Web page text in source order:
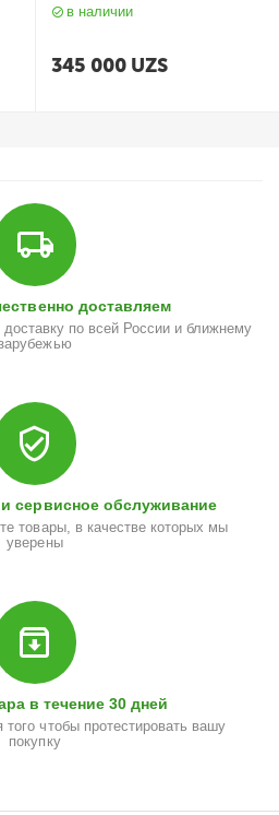
в наличии
345 000 UZS
доставляем
по всей России и ближнему
и сервисное обслуживание
товары, в качестве которых мы
уверены
в течение 30 дней
чтобы протестировать вашу
покупку